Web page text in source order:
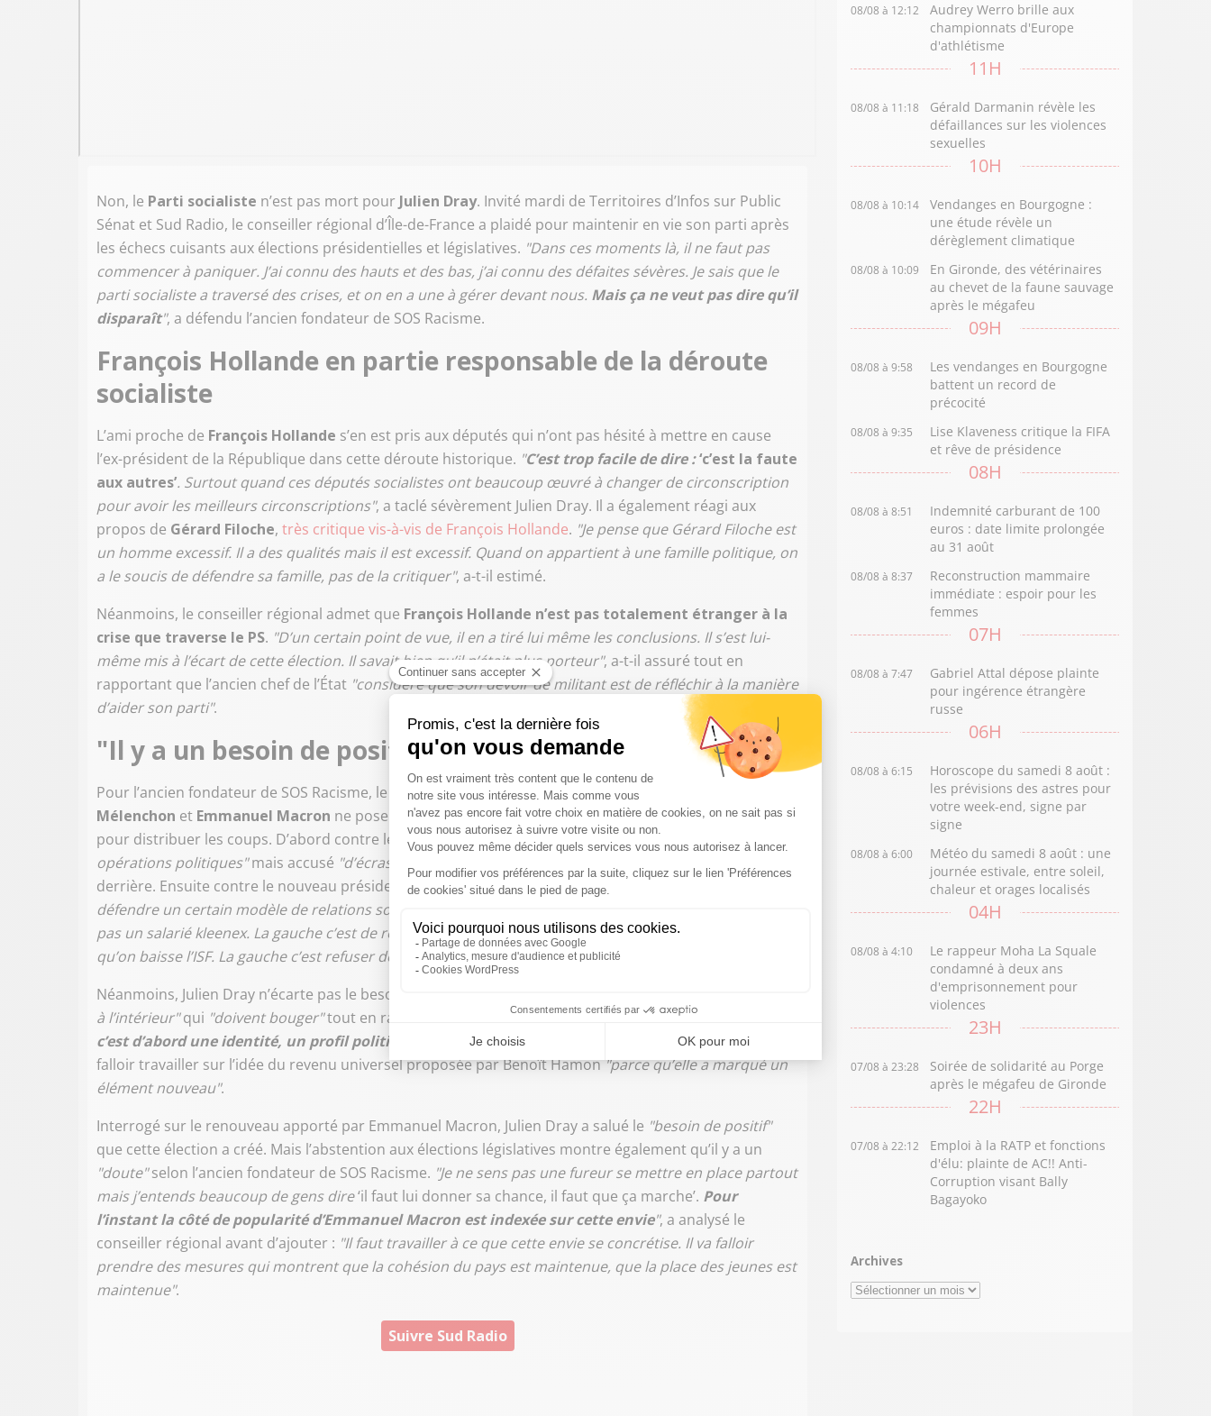
Non, le Parti socialiste n’est pas mort pour Julien Dray. Invité mardi de Territoires d’Infos sur Public
Sénat et Sud Radio, le conseiller régional d’Île-de-France a plaidé pour maintenir en vie son parti après
les échecs cuisants aux élections présidentielles et législatives. "Dans ces moments là, il ne faut pas
commencer à paniquer. J’ai connu des hauts et des bas, j’ai connu des défaites sévères. Je sais que le
parti socialiste a traversé des crises, et on en a une à gérer devant nous. Mais ça ne veut pas dire qu’il
disparaît", a défendu l’ancien fondateur de SOS Racisme.
François Hollande en partie responsable de la déroute
socialiste
L’ami proche de François Hollande s’en est pris aux députés qui n’ont pas hésité à mettre en cause
l’ex-président de la République dans cette déroute historique. "C’est trop facile de dire :‘c’est la faute
aux autres’. Surtout quand ces députés socialistes ont beaucoup œuvré à changer de circonscription
pour avoir les meilleurs circonscriptions", a taclé sévèrement Julien Dray. Il a également réagi aux
propos de Gérard Filoche, très critique vis-à-vis de François Hollande. "Je pense que Gérard Filoche est
un homme excessif. Il a des qualités mais il est excessif. Quand on appartient à une famille politique, on
a le soucis de défendre sa famille, pas de la critiquer", a-t-il estimé.
Néanmoins, le conseiller régional admet que François Hollande n’est pas totalement étranger à la
crise que traverse le PS. "D’un certain point de vue, il en a tiré lui même les conclusions. Il s’est lui-
même mis à l’écart de cette élection. Il savait bien qu’il n’était plus porteur", a-t-il assuré tout en
rapportant que l’ancien chef de l’État "considère que son devoir de militant est de réfléchir à la manière
d’aider son parti".
"Il y a un besoin de positif"
Pour l’ancien fondateur de SOS Racisme, le positionnement du Parti socialiste entre
Mélenchon et Emmanuel Macron ne pose pas de réels problèmes. Julien Dray en a d’ailleurs profité
pour distribuer les coups. D’abord contre le leader de laFrance insoumisecapable de
"belles
opérations politiques"mais accusé "d’écraser les autres"
derrière. Ensuite contre le nouveau président de la République et sa politique :
"La gauche, c’est
défendre un certain modèle de relations sociales à l’intérieur de l’entreprise qui font que le salarié n’est
pas un salarié kleenex. La gauche c’est de refuser qu’on augmente la CSG sur les petites retraites alors
qu’on baisse l’ISF. La gauche c’est refuser des lois d’exceptions dans des moments difficiles"
Néanmoins, Julien Dray n’écarte pas le besoin du PS de
à l’intérieur"qui "doivent bouger"tout en rappelant qu’un parti politique"ce n’est pas des techniques,
c’est d’abord une identité, un profil politique"
. Ainsi pour le conseiller régional, il va notamment
falloir travailler sur l’idée du revenu universel proposée par Benoît Hamon"parce qu’elle a marqué un
élément nouveau".
Interrogé sur le renouveau apporté par Emmanuel Macron, Julien Dray a salué le "besoin de positif"
que cette élection a créé. Mais l’abstention aux élections législatives montre également qu’il y a un
"doute"selon l’ancien fondateur de SOS Racisme. "Je ne sens pas une fureur se mettre en place partout
mais j’entends beaucoup de gens dire‘il faut lui donner sa chance, il faut que ça marche’. Pour
l’instant la côté de popularité d’Emmanuel Macron est indexée sur cette envie", a analysé le
conseiller régional avant d’ajouter : "Il faut travailler à ce que cette envie se concrétise. Il va falloir
prendre des mesures qui montrent que la cohésion du pays est maintenue, que la place des jeunes est
maintenue".
Suivre Sud Radio
08/08 à 12:12
Audrey Werro brille aux
championnats d'Europe
d'athlétisme
11H
08/08 à 11:18
Gérald Darmanin révèle les
défaillances sur les violences
sexuelles
10H
08/08 à 10:14
Vendanges en Bourgogne :
une étude révèle un
dérèglement climatique
08/08 à 10:09
En Gironde, des vétérinaires
au chevet de la faune sauvage
après le mégafeu
09H
08/08 à 9:58
Les vendanges en Bourgogne
battent un record de
précocité
08/08 à 9:35
Lise Klaveness critique la FIFA
et rêve de présidence
08H
08/08 à 8:51
Indemnité carburant de 100
euros : date limite prolongée
au 31 août
08/08 à 8:37
Reconstruction mammaire
immédiate : espoir pour les
femmes
07H
08/08 à 7:47
Gabriel Attal dépose plainte
pour ingérence étrangère
russe
06H
08/08 à 6:15
Horoscope du samedi 8 août :
les prévisions des astres pour
votre week-end, signe par
signe
08/08 à 6:00
Météo du samedi 8 août : une
journée estivale, entre soleil,
chaleur et orages localisés
04H
08/08 à 4:10
Le rappeur Moha La Squale
condamné à deux ans
d'emprisonnement pour
violences
23H
07/08 à 23:28
Soirée de solidarité au Porge
après le mégafeu de Gironde
22H
07/08 à 22:12
Emploi à la RATP et fonctions
d'élu: plainte de AC!! Anti-
Corruption visant Bally
Bagayoko
Archives
Archives